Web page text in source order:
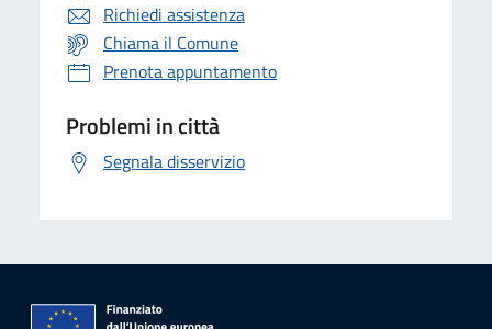
Richiedi assistenza
Chiama il Comune
Prenota appuntamento
Problemi in città
Segnala disservizio